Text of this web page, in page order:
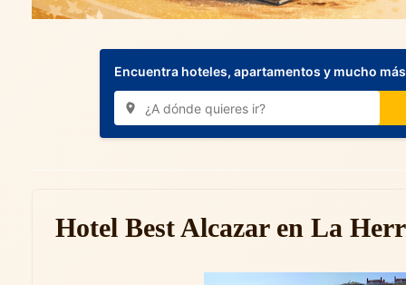
Encuentra hoteles, apartamentos y mucho
Hotel Best Alcazar en La